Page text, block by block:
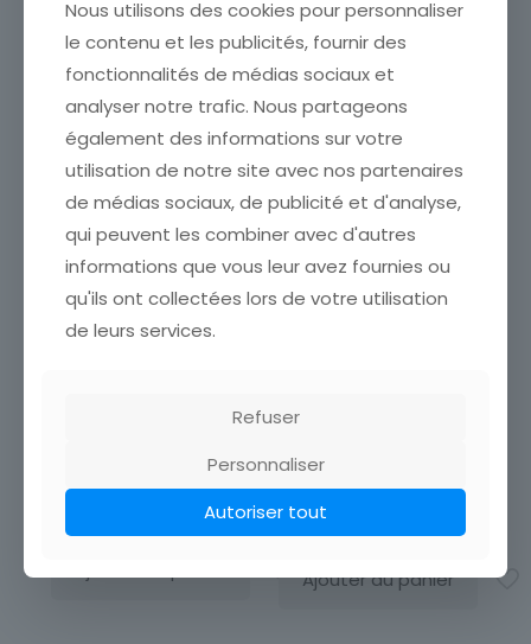
CARTE POSTALE FANTAISIE
boutique afin de réduire
que nous ayons calculé les
frais de port[…]
vos achats en visitant ma
vos frais de port. Attendez
que nous ayons calculé les
3,80€
Ajouter au panier
Nous utilisons des cookies pour personnaliser
le contenu et les publicités, fournir des
fonctionnalités de médias sociaux et
analyser notre trafic. Nous partageons
également des informations sur votre
utilisation de notre site avec nos partenaires
de médias sociaux, de publicité et d'analyse,
qui peuvent les combiner avec d'autres
informations que vous leur avez fournies ou
qu'ils ont collectées lors de votre utilisation
de leurs services.
Refuser
Personnaliser
Autoriser tout